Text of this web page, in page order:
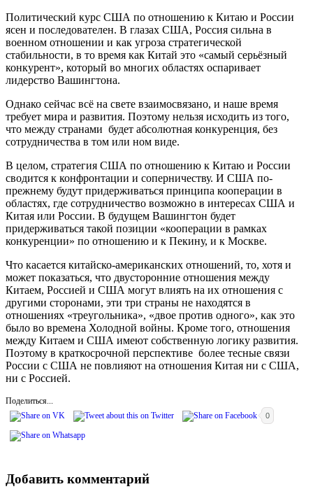
Политический курс США по отношению к Китаю и России
ясен и последователен. В глазах США, Россия сильна в
военном отношении и как угроза стратегической
стабильности, в то время как Китай это «самый серьёзный
конкурент», который во многих областях оспаривает
лидерство Вашингтона.
Однако сейчас всё на свете взаимосвязано, и наше время
требует мира и развития. Поэтому нельзя исходить из того,
что между странами будет абсолютная конкуренция, без
сотрудничества в том или ном виде.
В целом, стратегия США по отношению к Китаю и России
сводится к конфронтации и соперничеству. И США по-
прежнему будут придерживаться принципа кооперации в
областях, где сотрудничество возможно в интересах США и
Китая или России. В будущем Вашингтон будет
придерживаться такой позиции «кооперации в рамках
конкуренции» по отношению и к Пекину, и к Москве.
Что касается китайско-американских отношений, то, хотя и
может показаться, что двусторонние отношения между
Китаем, Россией и США могут влиять на их отношения с
другими сторонами, эти три страны не находятся в
отношениях «треугольника», «двое против одного», как это
было во времена Холодной войны. Кроме того, отношения
между Китаем и США имеют собственную логику развития.
Поэтому в краткосрочной перспективе более тесные связи
России с США не повлияют на отношения Китая ни с США,
ни с Россией.
Поделиться...
0
Добавить комментарий